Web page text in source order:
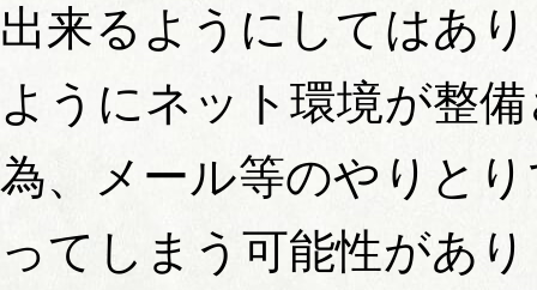
出来るようにしてはあ
ようにネット環境が整
為、メール等のやりと
ってしまう可能性があ